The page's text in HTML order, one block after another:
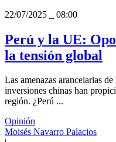
22/07/2025
08:00
Perú y la UE:
la tensión global
Las amenazas arancelarias
inversiones chinas han
región. ¿Perú ...
Opinión
Moisés Navarro Palacios